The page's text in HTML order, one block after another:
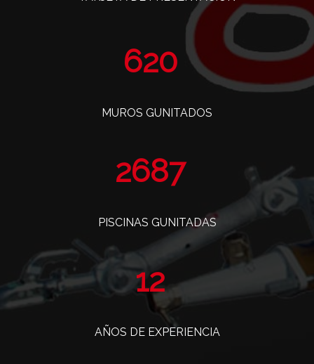
760
MUROS GUNITADOS
3295
PISCINAS GUNITADAS
14
AÑOS DE EXPERIENCIA